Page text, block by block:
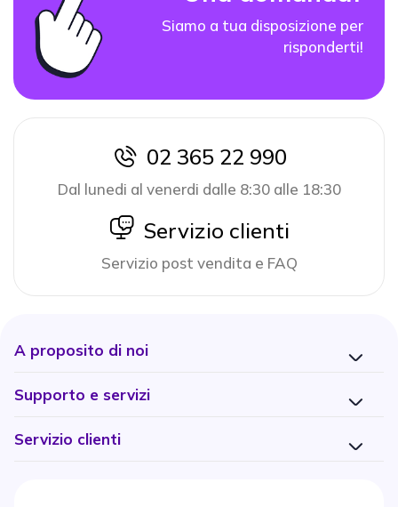
Siamo a tua disposizione per
risponderti!
icon
02 365 22 990
Dal lunedi al venerdi dalle 8:30 alle 18:30
icon
Servizio clienti
Servizio post vendita e FAQ
A proposito di noi
Supporto e servizi
Servizio clienti